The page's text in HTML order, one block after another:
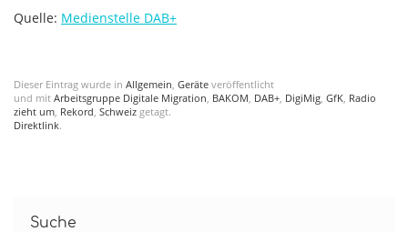
Quelle: Medienstelle DAB+
Dieser Eintrag wurde in Allgemein, Geräte veröffentlicht
und mit Arbeitsgruppe Digitale Migration, BAKOM, DAB+, DigiMig, GfK, Radio
zieht um, Rekord, Schweiz getagt.
Direktlink.
Suche